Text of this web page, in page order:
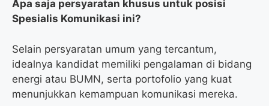
Apa saja persyaratan khusus untuk posisi
Spesialis Komunikasi ini?
Selain persyaratan umum yang tercantum,
idealnya kandidat memiliki pengalaman di bidang
energi atau BUMN, serta portofolio yang kuat
menunjukkan kemampuan komunikasi mereka.